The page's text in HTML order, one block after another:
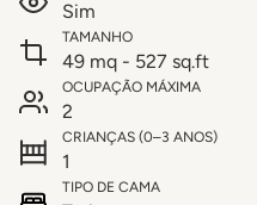
Sim
TAMANHO
49 mq - 527 sq.ft
OCUPAÇÃO MÁXIMA
2
CRIANÇAS (0–3 ANOS)
1
TIPO DE CAMA